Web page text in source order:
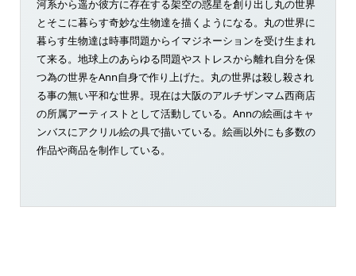
河系から遥か彼方に存在する架空の惑星を創り出し丸の世界
とそこに暮らす奇妙な生物達を描くようになる。丸の世界に
暮らす生物達は時事問題からイマジネーションを受け生まれ
て来る。地球上のあらゆる問題やストレスから離れ自分を保
つ為の世界をAnn自身で作り上げた。丸の世界は殺し殺され
る事の無い平和な世界。現在は大阪のアルチザンマム西商店
の所属アーティストとして活動している。Annの絵画はキャ
ンバスにアクリル絵の具で描いている。絵画以外にも多数の
作品や商品を制作している。